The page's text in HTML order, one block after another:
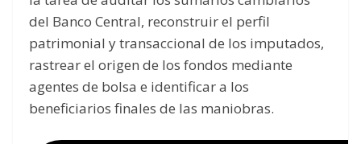
del Banco Central, reconstruir el perfil
patrimonial y transaccional de los imputados,
rastrear el origen de los fondos mediante
agentes de bolsa e identificar a los
beneficiarios finales de las maniobras.